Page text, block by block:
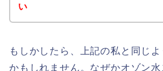
い
もしかしたら、上記の私と同じ
かもしれません。なぜかオゾン